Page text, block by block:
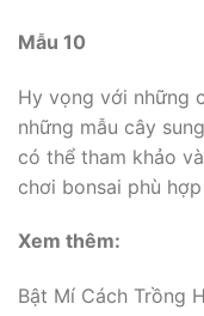
Mẫu 10
Hy vọng với những
những mẫu cây
có thể tham khảo
chơi bonsai phù
Xem thêm:
Bật Mí Cách Trồng